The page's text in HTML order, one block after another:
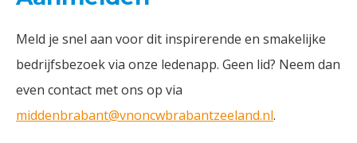
Meld je snel aan voor dit inspirerende en smakelijke
bedrijfsbezoek via onze ledenapp. Geen lid? Neem dan
even contact met ons op via
middenbrabant@vnoncwbrabantzeeland.nl.